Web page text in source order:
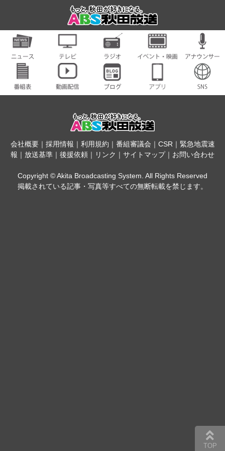
会社概要｜ 採用情報 ｜ 利用規約 ｜ 番組審議会 ｜ CSR｜ 緊急地震速
報 ｜ 放送基準 ｜ 後援依頼 ｜ リンク ｜ サイトマップ｜ お問い合わせ
Copyright © Akita Broadcasting System. All Rights Reserved
掲載されている記事・写真等すべての無断転載を禁じます。